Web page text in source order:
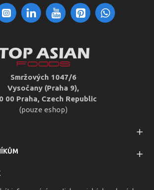
Smržových 1047/6
Vysočany (Praha 9),
00 Praha, Czech Republic
(pouze eshop)